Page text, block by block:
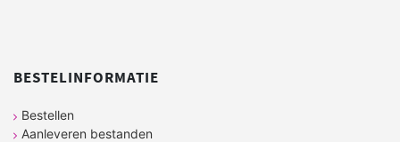
BESTELINFORMATIE
Bestellen
Aanleveren bestanden